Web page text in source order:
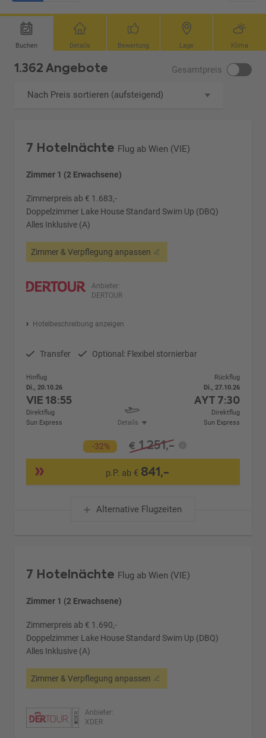
Buchen Details Bewertung Lage Klima
1.362 Angebote Gesamtpreis
Nach Preis sortieren (aufsteigend)
7 Hotelnächte Flug ab Wien (VIE)
Zimmer 1 (2 Erwachsene)
Zimmerpreis ab € 1.683,-
Doppelzimmer Lake House Standard Swim Up (DBQ)
Alles Inklusive (A)
Zimmer & Verpflegung anpassen
Anbieter:
DERTOUR
Hotelbeschreibung anzeigen
Transfer Optional: Flexibel stornierbar
Hinflug
Di., 20.10.26
VIE18:55
Direktflug
Sun Express
Details
Rückflug
Di., 27.10.26
AYT 7:30
Direktflug
Sun Express
-32% € 1.251,-
p.P. ab € 841,-
Alternative Flugzeiten
7 Hotelnächte Flug ab Wien (VIE)
Zimmer 1 (2 Erwachsene)
Zimmerpreis ab € 1.690,-
Doppelzimmer Lake House Standard Swim Up (DBQ)
Alles Inklusive (A)
Zimmer & Verpflegung anpassen
Anbieter:
XDER